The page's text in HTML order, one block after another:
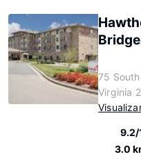
75
Virginia
9.2/
3.0